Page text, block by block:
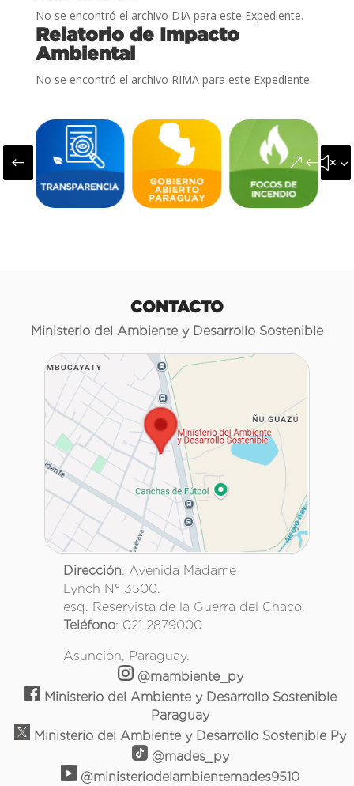
No se encontró el archivo DIA para este Expediente.
Relatorio de Impacto
Ambiental
No se encontró el archivo RIMA para este Expediente.
#
CONTACTO
Ministerio del Ambiente y Desarrollo Sostenible
Dirección: Avenida Madame
Lynch N° 3500.
esq. Reservista de la Guerra del Chaco.
Teléfono: 021 2879000
Asunción, Paraguay.
@mambiente_py
Ministerio del Ambiente y Desarrollo Sostenible
Paraguay
Ministerio del Ambiente y Desarrollo Sostenible Py
@mades_py
@ministeriodelambientemades9510